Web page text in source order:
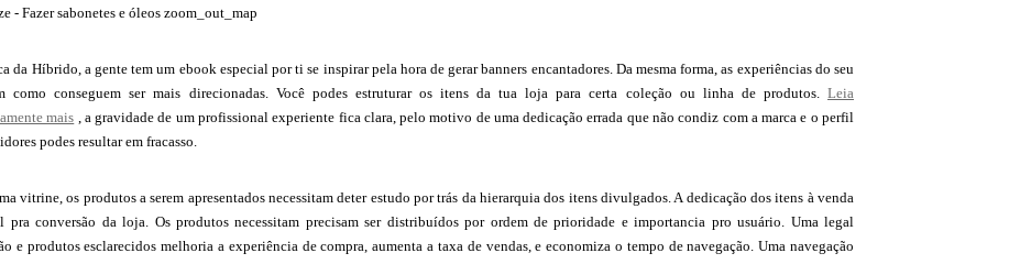
- Fazer sabonetes e óleos zoom_out_map
da Híbrido, a gente tem um ebook especial por ti se inspirar pela hora de gerar banners encantadores. Da mesma forma, as experiências do seu
como conseguem ser mais direcionadas. Você podes estruturar os itens da tua loja para certa coleção ou linha de produtos. Leia
mais , a gravidade de um profissional experiente fica clara, pelo motivo de uma dedicação errada que não condiz com a marca e o perfil
podes resultar em fracasso.
vitrine, os produtos a serem apresentados necessitam deter estudo por trás da hierarquia dos itens divulgados. A dedicação dos itens à venda
pra conversão da loja. Os produtos necessitam precisam ser distribuídos por ordem de prioridade e importancia pro usuário. Uma legal
e produtos esclarecidos melhoria a experiência de compra, aumenta a taxa de vendas, e economiza o tempo de navegação. Uma navegação